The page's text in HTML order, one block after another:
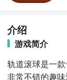
介绍
游戏简介
轨道滚球是一
非常不错的趣